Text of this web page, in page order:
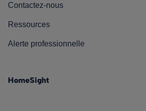
Contactez-nous
Ressources
Alerte professionnelle
HomeSight